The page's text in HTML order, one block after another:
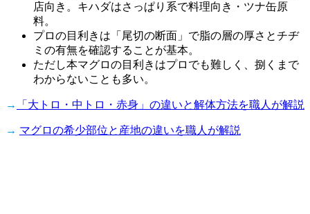
店向き。キハダはさっぱり系で料理向き・ツナ缶原
料。
プロの目利きは「尾切の断面」で脂の層の厚さとチヂ
ミの有無を確認することが基本。
ただし本マグロの目利きはプロでも難しく、捌くまで
わからないことも多い。
→ 「大トロ・中トロ・赤身」の違いと解体方法を職人が解説
→ マグロの希少部位と産地の違いを職人が解説